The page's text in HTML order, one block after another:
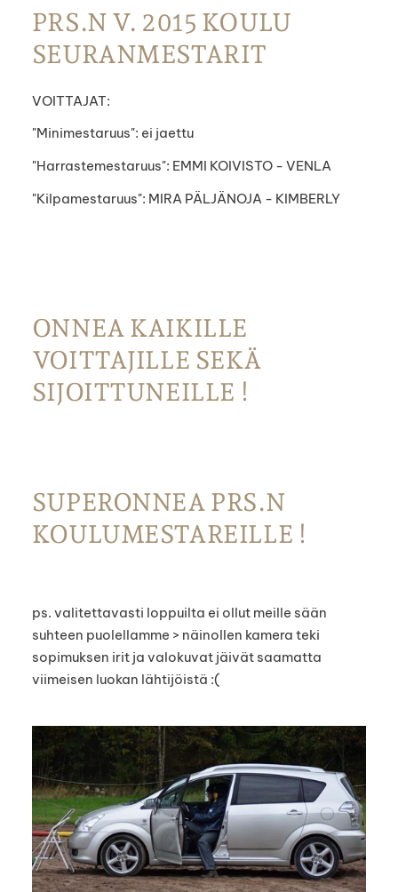
PRS.N V. 2015 KOULU
SEURANMESTARIT
VOITTAJAT:
"Minimestaruus": ei jaettu
"Harrastemestaruus": EMMI KOIVISTO - VENLA
"Kilpamestaruus": MIRA PÄLJÄNOJA - KIMBERLY
ONNEA KAIKILLE
VOITTAJILLE SEKÄ
SIJOITTUNEILLE !
SUPERONNEA PRS.N
KOULUMESTAREILLE !
ps. valitettavasti loppuilta ei ollut meille sään
suhteen puolellamme > näinollen kamera teki
sopimuksen irit ja valokuvat jäivät saamatta
viimeisen luokan lähtijöistä :(